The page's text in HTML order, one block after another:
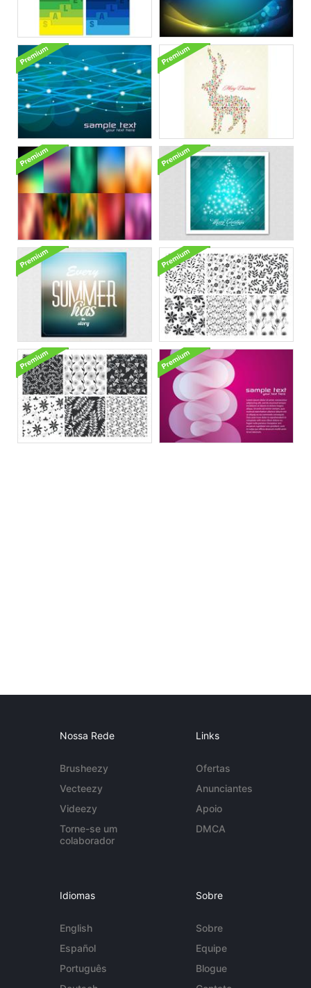
Nossa Rede
Brusheezy
Vecteezy
Videezy
Torne-se um
colaborador
Links
Ofertas
Anunciantes
Apoio
DMCA
Idiomas
English
Español
Português
Sobre
Sobre
Equipe
Blogue